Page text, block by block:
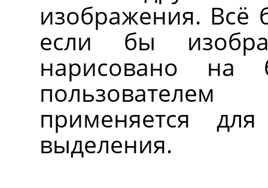
изображения. Всё
если бы
нарисовано на
применяется
выделения.